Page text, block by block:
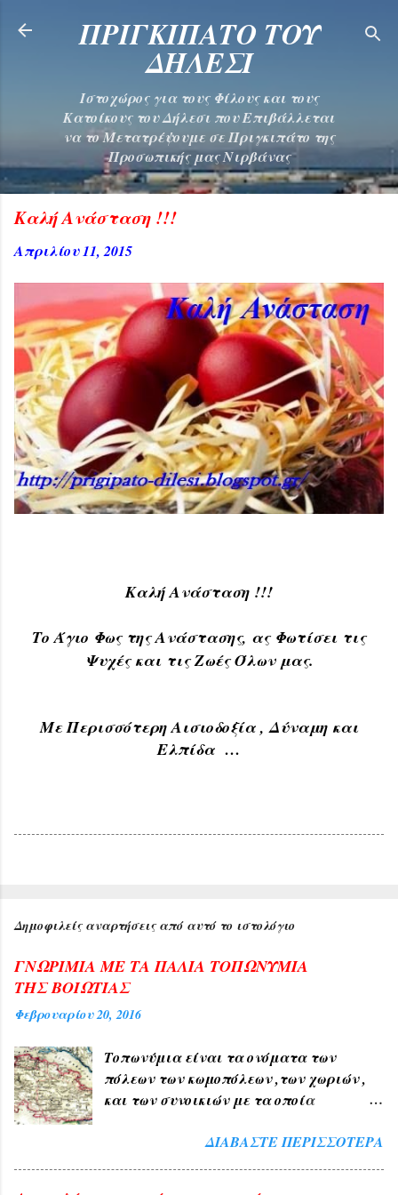
Μετάβαση στο κύριο περιεχόμενο
ΠΡΙΓΚΙΠΑΤΟ ΤΟΥ
ΔΗΛΕΣΙ
Ιστοχώρος για τους Φίλους και τους
Κατοίκους του Δήλεσι που Επιβάλλεται
να το Μετατρέψουμε σε Πριγκιπάτο της
Προσωπικής μας Νιρβάνας
Καλή Ανάσταση !!!
Απριλίου 11, 2015
Καλή Ανάσταση !!!
Το Άγιο Φως της Ανάστασης, ας Φωτίσει τις
Ψυχές και τις Ζωές Όλων μας.
Με Περισσότερη Αισιοδοξία , Δύναμη και
Ελπίδα …
Δημοφιλείς αναρτήσεις από αυτό το ιστολόγιο
ΓΝΩΡΙΜΙΑ ΜΕ ΤΑ ΠΑΛΙΑ ΤΟΠΩΝΥΜΙΑ
ΤΗΣ ΒΟΙΩΤΙΑΣ
Φεβρουαρίου 20, 2016
Τοπωνύμια είναι τα ονόματα των
πόλεων των κωμοπόλεων ,των χωριών ,
και των συνοικιών με τα οποία
ΑΘΗΝΑ , ΠΑΤΡΑ , ΘΕΣΣΑΛΟΝΙΚΗ , ΧΙΟΣ
ΔΙΑΒΆΣΤΕ ΠΕΡΙΣΣΌΤΕΡΑ